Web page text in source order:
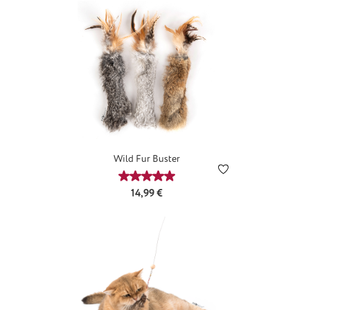
Wild Fur Buster
Durchschnittliche Bewertung von 5 von 5 Sternen
Regulärer Preis:
14,99 €